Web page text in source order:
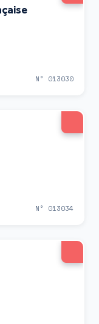
N° 013030
N° 013034